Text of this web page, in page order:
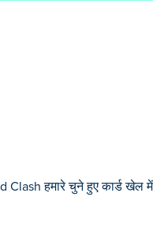
हमारे चुने हुए कार्ड खेल